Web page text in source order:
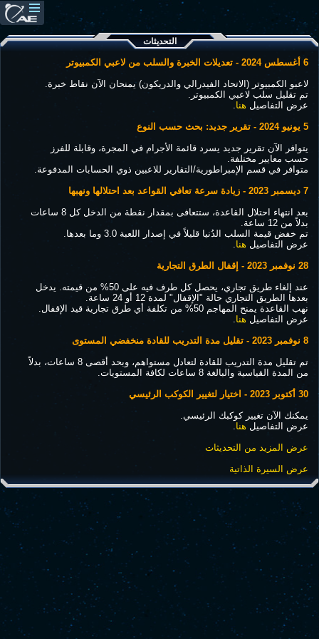
التحديثات
6 أغسطس 2024 - تعديلات الخبرة والسلب من لاعبي الكمبيوتر
لاعبو الكمبيوتر (الاتحاد الفيدرالي والدريكون) يمنحان الآن نقاط خبرة.
تم تقليل سلب لاعبي الكمبيوتر.
عرض التفاصيل هنا.
5 يونيو 2024 - تقرير جديد: بحث حسب النوع
يتوافر الآن تقرير جديد يسرد قائمة الأجرام في المجرة، وقابلة للفرز
حسب معايير مختلفة.
متوافر في قسم الإمبراطورية/التقارير للاعبين ذوي الحسابات المدفوعة.
7 ديسمبر 2023 - زيادة سرعة تعافي القواعد بعد احتلالها ونهبها
بعد انتهاء احتلال القاعدة، ستتعافى بمقدار نقطة من الدخل كل 8 ساعات
بدلاً من 12 ساعة.
تم خفض قيمة السلب الدُنيا قليلاً في إصدار اللعبة 3.0 وما بعدها.
عرض التفاصيل هنا.
28 نوفمبر 2023 - إقفال الطرق التجارية
عند إلغاء طريق تجاري، يحصل كل طرف فيه على 50% من قيمته. يدخل
بعدها الطريق التجاري حالة "الإقفال" لمدة 12 أو 24 ساعة.
نهب القاعدة يمنح المهاجم 50% من تكلفة أي طرق تجارية قيد الإقفال.
عرض التفاصيل هنا.
8 نوفمبر 2023 - تقليل مدة التدريب للقادة منخفضي المستوى
تم تقليل مدة التدريب للقادة لتعادل مستواهم، وبحد أقصى 8 ساعات، بدلاً
من المدة القياسية والبالغة 8 ساعات لكافة المستويات.
30 أكتوبر 2023 - اختيار لتغيير الكوكب الرئيسي
يمكنك الآن تغيير كوكبك الرئيسي.
عرض التفاصيل هنا.
عرض المزيد من التحديثات
عرض السيرة الذاتية